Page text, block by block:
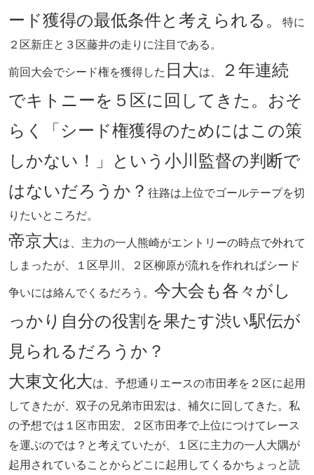
ード獲得の最低条件と考えられる。
特に
２区新庄と３区藤井の走りに注目である。
前回大会でシード権を獲得した 日大は、
２年連続
でキトニーを５区に回してきた。おそ
らく「シード権獲得のためにはこの策
しかない！」という小川監督の判断で
はないだろうか？ 往路は上位でゴールテープを切
りたいところだ。
帝京大は、主力の一人熊崎がエントリーの時点で外れて
しまったが、１区早川、２区柳原が流れを作れればシード
争いには絡んでくるだろう。 今大会も各々がし
っかり自分の役割を果たす渋い駅伝が
見られるだろうか？
大東文化大は、予想通りエースの市田孝を２区に起用
してきたが、双子の兄弟市田宏は、補欠に回してきた。私
の予想では１区市田宏、２区市田孝で上位につけてレース
を運ぶのでは？と考えていたが、１区に主力の一人大隅が
起用されていることからどこに起用してくるかちょっと読